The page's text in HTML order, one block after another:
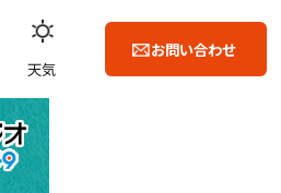
天気
お問い合わせ